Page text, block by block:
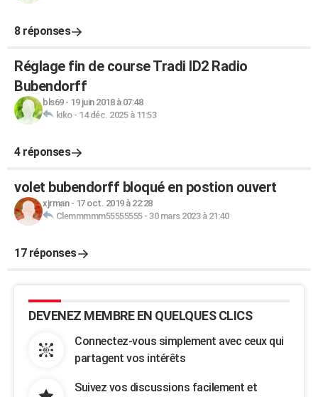
8 réponses
Réglage fin de course Tradi ID2 Radio
Bubendorff
bls69- 19 juin 2018 à 07:48
kiko- 14 déc. 2025 à 11:53
4 réponses
volet bubendorff bloqué en postion ouvert
xjrman- 17 oct. 2019 à 22:28
Clemmmmm55555555- 30 mars 2023 à 21:40
17 réponses
DEVENEZ MEMBRE EN QUELQUES CLICS
Connectez-vous simplement avec ceux qui
partagent vos intérêts
Suivez vos discussions facilement et